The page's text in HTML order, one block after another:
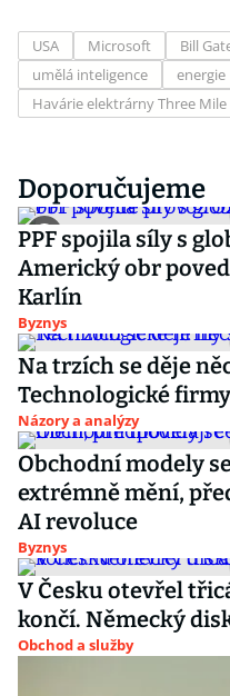
USA Microsoft Bill
umělá inteligence
energie
Havárie elektrárny Three Mile
Doporučujeme
PPF spojila síly s
Americký obr
Karlín
Byznys
Na trzích se děje
Technologické
Názory a analýzy
Obchodní modely
extrémně mění,
AI revoluce
Byznys
V Česku otevřel
končí. Německý
Obchod a služby